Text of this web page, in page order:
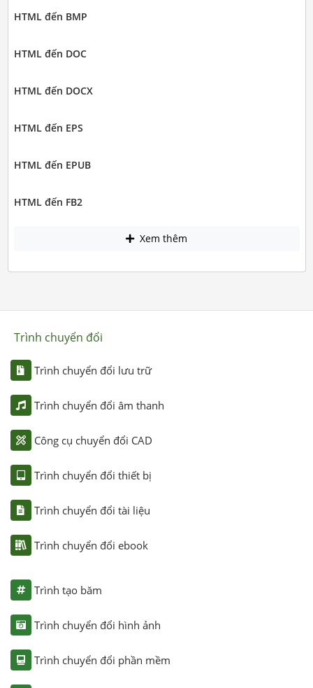
HTML đến BMP
HTML đến DOC
HTML đến DOCX
HTML đến EPS
HTML đến EPUB
HTML đến FB2
Xem thêm
Trình chuyển đổi
Trình chuyển đổi lưu trữ
Trình chuyển đổi âm thanh
Công cụ chuyển đổi CAD
Trình chuyển đổi thiết bị
Trình chuyển đổi tài liệu
Trình chuyển đổi ebook
Trình tạo băm
Trình chuyển đổi hình ảnh
Trình chuyển đổi phần mềm